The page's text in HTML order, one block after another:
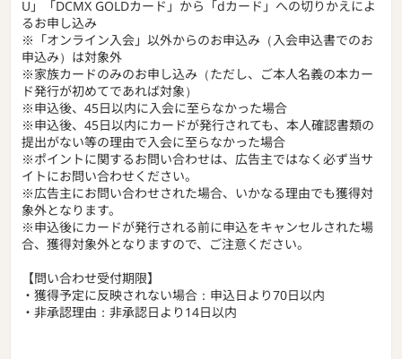
U」「DCMX GOLDカード」から「dカード」への切りかえによ
るお申し込み
※「オンライン入会」以外からのお申込み（入会申込書でのお
申込み）は対象外
※家族カードのみのお申し込み（ただし、ご本人名義の本カー
ド発行が初めてであれば対象）
※申込後、45日以内に入会に至らなかった場合
※申込後、45日以内にカードが発行されても、本人確認書類の
提出がない等の理由で入会に至らなかった場合
※ポイントに関するお問い合わせは、広告主ではなく必ず当サ
イトにお問い合わせください。
※広告主にお問い合わせされた場合、いかなる理由でも獲得対
象外となります。
※申込後にカードが発行される前に申込をキャンセルされた場
合、獲得対象外となりますので、ご注意ください。
【問い合わせ受付期限】
・獲得予定に反映されない場合：申込日より70日以内
・非承認理由：非承認日より14日以内